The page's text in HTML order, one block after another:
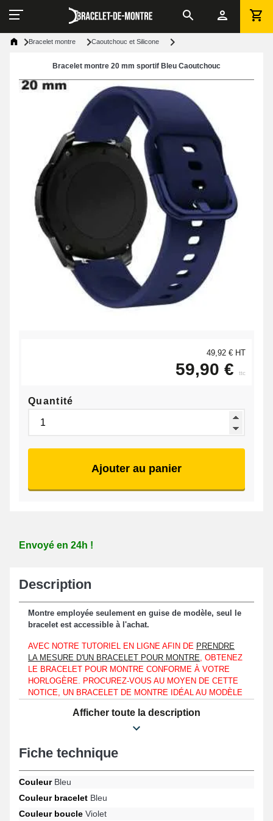
Bracelet montre Caoutchouc et Silicone
Bracelet montre 20 mm sportif Bleu Caoutchouc
49,92 € HT
59,90 € ttc
Quantité
Ajouter au panier
Envoyé en 24h !
Description
Montre employée seulement en guise de modèle, seul le
bracelet est accessible à l'achat.
AVEC NOTRE TUTORIEL EN LIGNE AFIN DE PRENDRE
LA MESURE D'UN BRACELET POUR MONTRE, OBTENEZ
LE BRACELET POUR MONTRE CONFORME À VOTRE
HORLOGÈRE. PROCUREZ-VOUS AU MOYEN DE CETTE
NOTICE, UN BRACELET DE MONTRE IDÉAL AU MODÈLE
QUE VOTRE MONTRE-BRACELET RESSEMBLE À UNE
BULOVA, FOSSIL OU CALVIN KLEIN.
À ajuster sur un boîtier d'une montre, ce bracelet de montre
s'assemble précisément à un entre-corne d'une longueur de
20mm.
d'un bracelet cassé ou usagé, le bracelet sportif est constitué de
silicone. Le fermoir ardillon violet assure une fixation rassurante
Afficher toute la description
Fiche technique
CouleurBleu
Couleur bracelet Bleu
Couleur boucle Violet